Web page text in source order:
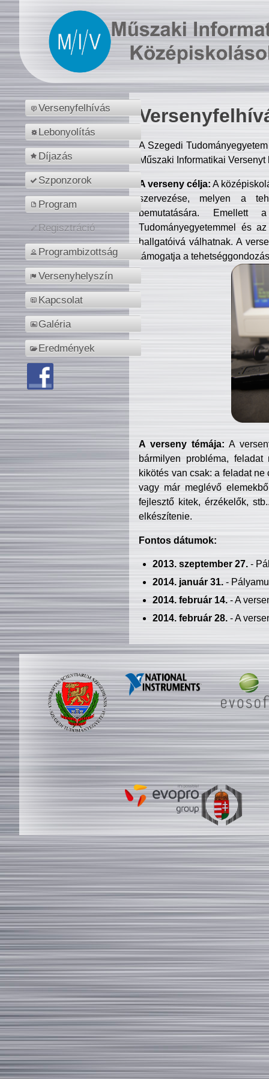
Versenyfelhívás
Lebonyolítás
Díjazás
Szponzorok
Program
Regisztráció
Programbizottság
Versenyhelyszín
Kapcsolat
Galéria
Eredmények
A Szegedi
Műszaki Informatikai
A verseny célja: A
szervezése, melyen a
bemutatására. Emellett
Tudományegyetemmel és
hallgatóivá válhatnak. A
támogatja a
A verseny témája: A
bármilyen probléma, feladat
kikötés van csak: a feladat
vagy már meglévő
fejlesztő kitek, érzékelők,
elkészítenie.
Fontos dátumok:
2013. szeptember 27.-
2014. január 31.-
2014. február 14.- A
2014. február 28.- A